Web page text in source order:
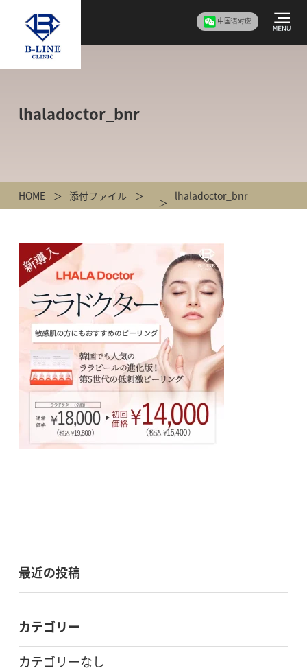
中国语对应
lhaladoctor_bnr
HOME 添付ファイル lhaladoctor_bnr
最近の投稿
カテゴリー
カテゴリーなし